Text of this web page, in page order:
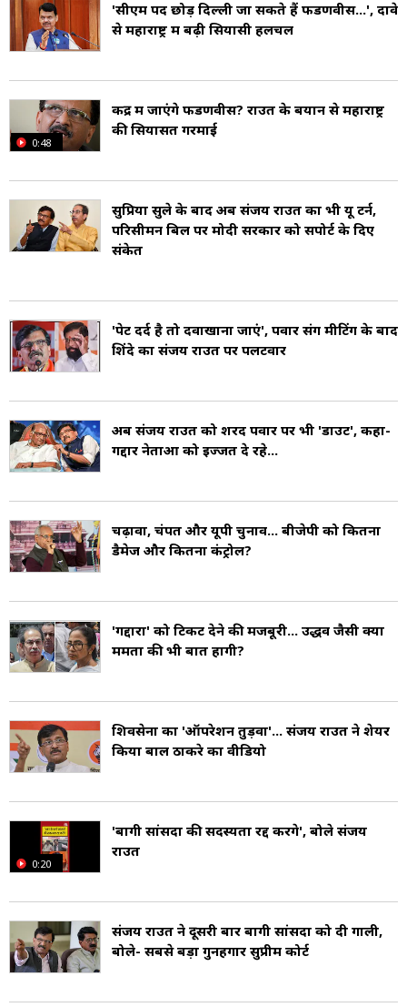
सर्च ऑपरेशन किया, जिसमें ईडी को राउत के घर से 11.5
लाख रुपए मिले (ED Arrested Sanjay Raut). इस
मामले में अप्रैल में ED ने राउत की पत्नी वर्षा राउत और
उनके करीबियों की संपत्ति भी जब्त की थी (Patra
Chawl Case Varsha Raut). 7 नवंबर 2022 को
संजय राउत को जमानत मिली (Patra Chawl Case
Sanjay Raut Bail).
चर्चा में रहते हैं. अप्रैल 2015 में, उन्होंने यह कहकर विवाद
खड़ा कर दिया कि मुसलमानों के वोटिंग अधिकारों को कुछ
वर्षों के लिए रद्द कर दिया जाना चाहिए ताकि यह
सुनिश्चित हो सके कि समुदाय का उपयोग वोट बैंक की
राजनीति के लिए नहीं किया जाता है (Sanjay Raut
Controversy).
संजय राउत का जन्म 15 नवंबर 1961 को अलीबाग,
महाराष्ट्र (Alibag, Maharashtra) में हुआ था
से हुई है (Sanjay Raut Education). उनकी शादी
1993 में वर्षा राउत से हुई और उनके दो बच्चे है (Sanjay
Raut Wife and Children).
'सीएम पद छोड़ दिल्ली जा सकते हैं फडणवीस...', दावे
से महाराष्ट्र में बढ़ी सियासी हलचल
0:48
केंद्र में जाएंगे फडणवीस? राउत के बयान से महाराष्ट्र
की सियासत गरमाई
सुप्रिया सुले के बाद अब संजय राउत का भी यू टर्न,
परिसीमन बिल पर मोदी सरकार को सपोर्ट के दिए
संकेत
'पेट दर्द है तो दवाखाना जाएं', पवार संग मीटिंग के बाद
शिंदे का संजय राउत पर पलटवार
अब संजय राउत को शरद पवार पर भी 'डाउट', कहा-
गद्दार नेताओं को इज्जत दे रहे...
चढ़ावा, चंपत और यूपी चुनाव... बीजेपी को कितना
डैमेज और कितना कंट्रोल?
'गद्दारों' को टिकट देने की मजबूरी... उद्धव जैसी क्या
ममता की भी बातें होंगी?
शिवसेना का 'ऑपरेशन तुड़वा'... संजय राउत ने शेयर
किया बाल ठाकरे का वीडियो
0:20
'बागी सांसदों की सदस्यता रद्द करेंगे', बोले संजय
राउत
संजय राउत ने दूसरी बार बागी सांसदों को दी गाली,
बोले- सबसे बड़ा गुनहगार सुप्रीम कोर्ट